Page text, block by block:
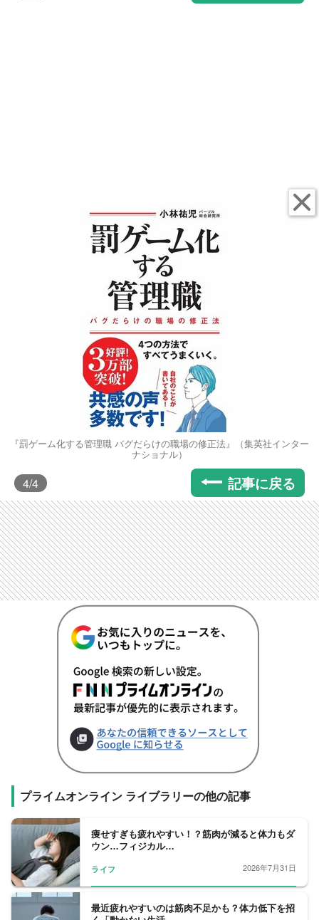
『罰ゲーム化する管理職 バグだらけの職場の修正法』（集英社インター
ナショナル）
4/4 記事に戻る
プライムオンライン ライブラリーの他の記事
痩せすぎも疲れやすい！？筋肉が減ると体力もダ
ウン…フィジカル…
ライフ 2026年7月31日
最近疲れやすいのは筋肉不足かも？体力低下を招